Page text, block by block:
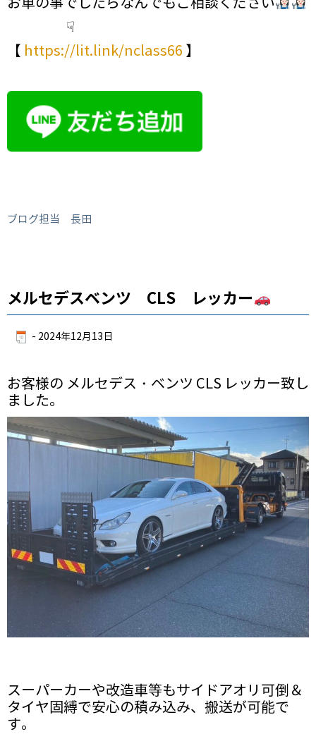
☟
【 https://lit.link/nclass66 】
ブログ担当 長田
メルセデスベンツ CLS レッカー
- 2024年12月13日
お客様の メルセデス・ベンツ CLS レッカー致し
ました。
スーパーカーや改造車等もサイドアオリ可倒＆
タイヤ固縛で安心の積み込み、搬送が可能で
す。